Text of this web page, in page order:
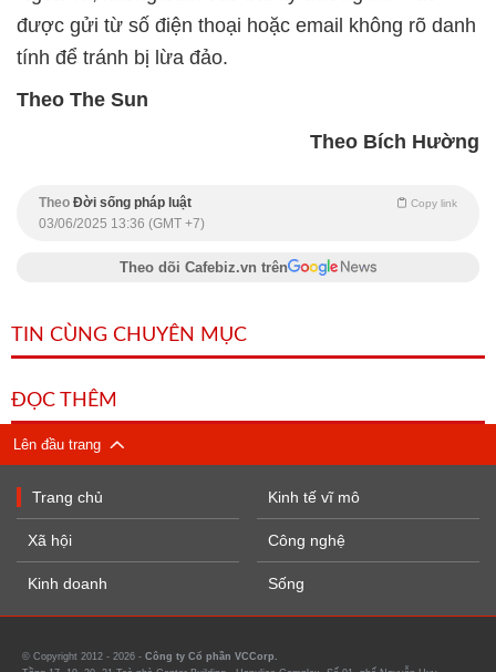
được gửi từ số điện thoại hoặc email không rõ danh
tính để tránh bị lừa đảo.
Theo The Sun
Theo Bích Hường
Theo Đời sống pháp luật Copy link
03/06/2025 13:36 (GMT +7)
Theo dõi Cafebiz.vn trên
TIN CÙNG CHUYÊN MỤC
ĐỌC THÊM
Lên đầu trang
Trang chủ
Xã hội
Kinh doanh
Kinh tế vĩ mô
Công nghệ
Sống
© Copyright 2012 - 2026 - Công ty Cổ phần VCCorp.